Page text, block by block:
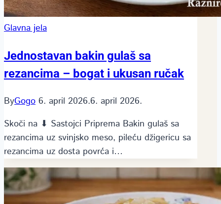
Glavna jela
Jednostavan bakin gulaš sa
rezancima – bogat i ukusan ručak
ByGogo 6. april 2026.6. april 2026.
Skoči na ⬇ Sastojci Priprema Bakin gulaš sa
rezancima uz svinjsko meso, pileću džigericu sa
rezancima uz dosta povrća i…